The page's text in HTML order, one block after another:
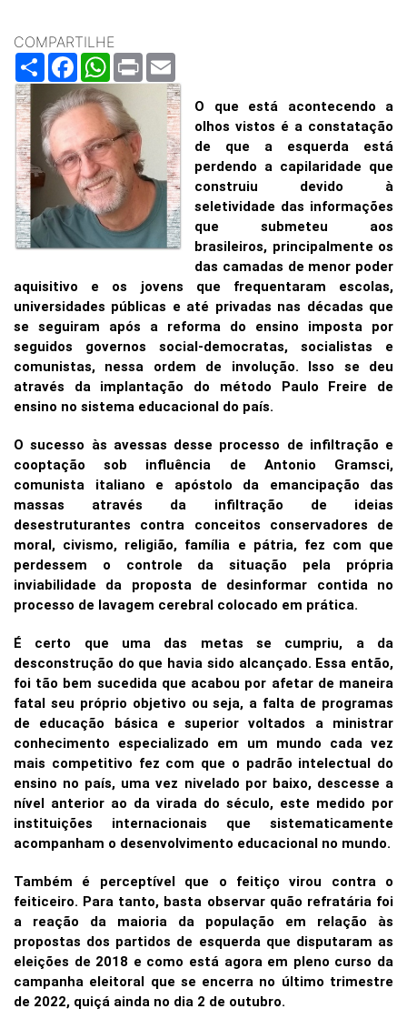
COMPARTILHE
ShareFacebookWhatsApp
Print
O que está acontecendo a
olhos vistos é a constatação
de que a esquerda está
perdendo a capilaridade que
construiu devido à
seletividade das informações
que submeteu aos
brasileiros, principalmente os
das camadas de menor poder
aquisitivo e os jovens que frequentaram escolas,
universidades públicas e até privadas nas décadas que
se seguiram após a reforma do ensino imposta por
seguidos governos social-democratas, socialistas e
comunistas, nessa ordem de involução. Isso se deu
através da implantação do método Paulo Freire de
ensino no sistema educacional do país.
O sucesso às avessas desse processo de infiltração e
cooptação sob influência de Antonio Gramsci,
comunista italiano e apóstolo da emancipação das
massas através da infiltração de ideias
desestruturantes contra conceitos conservadores de
moral, civismo, religião, família e pátria, fez com que
perdessem o controle da situação pela própria
inviabilidade da proposta de desinformar contida no
processo de lavagem cerebral colocado em prática.
É certo que uma das metas se cumpriu, a da
desconstrução do que havia sido alcançado. Essa então,
foi tão bem sucedida que acabou por afetar de maneira
fatal seu próprio objetivo ou seja, a falta de programas
de educação básica e superior voltados a ministrar
conhecimento especializado em um mundo cada vez
mais competitivo fez com que o padrão intelectual do
ensino no país, uma vez nivelado por baixo, descesse a
nível anterior ao da virada do século, este medido por
instituições internacionais que sistematicamente
acompanham o desenvolvimento educacional no mundo.
Também é perceptível que o feitiço virou contra o
feiticeiro. Para tanto, basta observar quão refratária foi
a reação da maioria da população em relação às
propostas dos partidos de esquerda que disputaram as
eleições de 2018 e como está agora em pleno curso da
campanha eleitoral que se encerra no último trimestre
de 2022, quiçá ainda no dia 2 de outubro.